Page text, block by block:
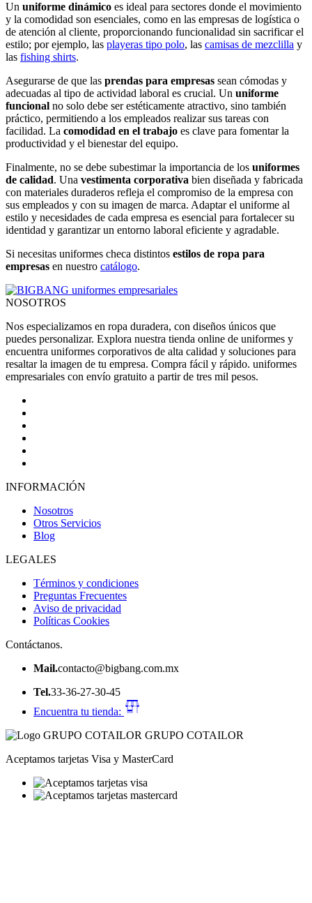
Un uniforme dinámico es ideal para sectores donde el movimiento
y la comodidad son esenciales, como en las empresas de logística o
de atención al cliente, proporcionando funcionalidad sin sacrificar el
estilo; por ejemplo, las playeras tipo polo, las camisas de mezclilla y
las fishing shirts.
Asegurarse de que las prendas para empresas sean cómodas y
adecuadas al tipo de actividad laboral es crucial. Un uniforme
funcional no solo debe ser estéticamente atractivo, sino también
práctico, permitiendo a los empleados realizar sus tareas con
facilidad. La comodidad en el trabajo es clave para fomentar la
productividad y el bienestar del equipo.
Finalmente, no se debe subestimar la importancia de los uniformes
de calidad. Una vestimenta corporativa bien diseñada y fabricada
con materiales duraderos refleja el compromiso de la empresa con
sus empleados y con su imagen de marca. Adaptar el uniforme al
estilo y necesidades de cada empresa es esencial para fortalecer su
identidad y garantizar un entorno laboral eficiente y agradable.
Si necesitas uniformes checa distintos estilos de ropa para
empresas en nuestro catálogo.
NOSOTROS
Nos especializamos en ropa duradera, con diseños únicos que
puedes personalizar. Explora nuestra tienda online de uniformes y
encuentra uniformes corporativos de alta calidad y soluciones para
resaltar la imagen de tu empresa. Compra fácil y rápido. uniformes
empresariales con envío gratuito a partir de tres mil pesos.
INFORMACIÓN
Nosotros
Otros Servicios
Blog
LEGALES
Términos y condiciones
Preguntas Frecuentes
Aviso de privacidad
Políticas Cookies
Contáctanos.
Mail.contacto@bigbang.com.mx
Tel.33-36-27-30-45
Encuentra tu tienda:
GRUPO COTAILOR
Aceptamos tarjetas Visa y MasterCard